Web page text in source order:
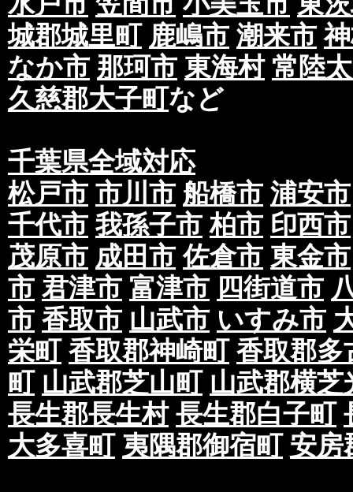
当社の役員、社員、協働者は、個人情報保護や
イドラインその他の関連規範を遵守します。
当社は、社会が要請している個人情報保護が効
情報保護方針および社内規程類を継続して改善
当社所定の窓口にて、合理的な範囲で対応いた
[お問い合わせ先]
・未來総合広告株式会社
お問い合わせ方法：ご相談窓口フォーム
●利用規約について
第一条 ポスティングについて
①配布期間について、お約束の期日までに配布
ただきますが、悪天候、災害、積雪、その他配
高い事象、配布スタッフの安全の確保ができな
は、期間を延長させていただく可能性もござ
い。
また、業務の性質上、多少期間内より前後する
く場合がございます。
当社発行の見積書・注文書に記載している配布
城郡城里町 鹿嶋市 潮来市
なか市 那珂市 東海村 常陸
久慈郡大子町など
千葉県全域対応
松戸市 市川市 船橋市 浦安市
千代市 我孫子市 柏市 印西市
茂原市 成田市 佐倉市 東金市
市 君津市 富津市 四街道市
市 香取市 山武市 いすみ市
栄町 香取郡神崎町 香取郡多
町 山武郡芝山町 山武郡横芝
長生郡長生村 長生郡白子町
大多喜町 夷隅郡御宿町 安房